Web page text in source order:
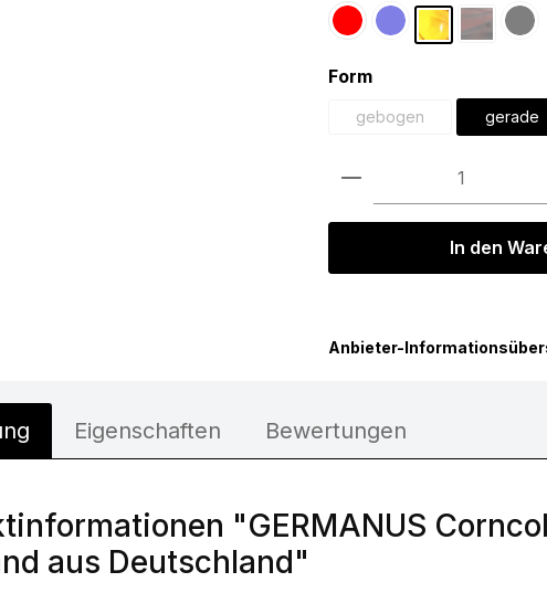
Rot Blau
(Diese Option ist zurzeit
Bernstein(Diese
Formauswählen
gebogen
(Diese Option ist
gerade
Produkt
In den
Anbieter-
Eigenschaften Bewertungen
"GERMANUS
aus Deutschland"